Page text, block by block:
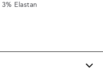
Elastan